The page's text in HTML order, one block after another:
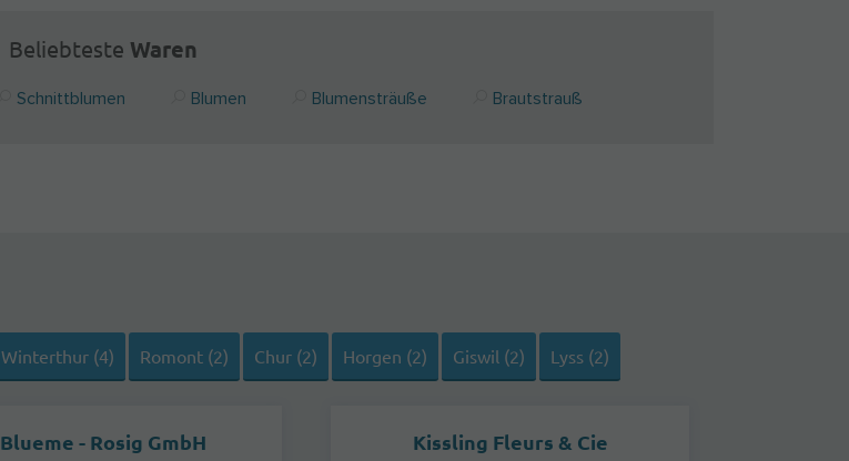
Beliebteste Waren
Schnittblumen Blumen Blumensträuße Brautstrauß
Winterthur (4) Romont (2) Chur (2) Horgen (2) Giswil (2) Lyss (2)
Blueme - Rosig GmbH Kissling Fleurs & Cie